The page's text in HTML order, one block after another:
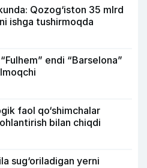
Qozog‘iston 35 mlrd
ishga tushirmoqda
endi “Barselona”
faol qo‘shimchalar
bilan chiqdi
sug‘oriladigan yerni